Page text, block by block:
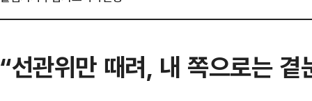
“선관위만 때려, 내 쪽으로는 곁